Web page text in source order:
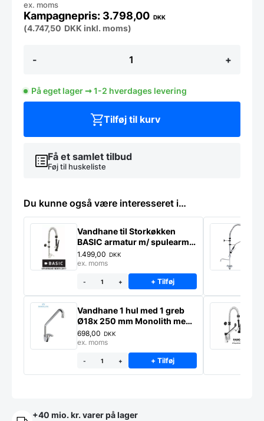
-
Stålbord
vask
i
underhylde
selv)
antal
+
3.798,00 DKK
ex. moms
(4.747,50 DKK inkl. moms)
På eget lager ➞ 1-2 hverdages levering
Få et samlet tilbud
Føj til huskeliste
Tilføj til kurv
Du kunne også være interesseret i…
Vandhane til Storkøkken
BASIC armatur m/ spulearm
ERAMINI produceret i EU.
1.499,00 DKK
ex. moms
- + + Tilføj
Vandhane 1 hul med 1 greb
Ø18x 250 mm Monolith med
C-hane
698,00 DKK
ex. moms
- + + Tilføj
+40 mio. kr. varer på lager